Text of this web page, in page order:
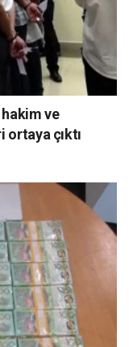
ve
ortaya çıktı